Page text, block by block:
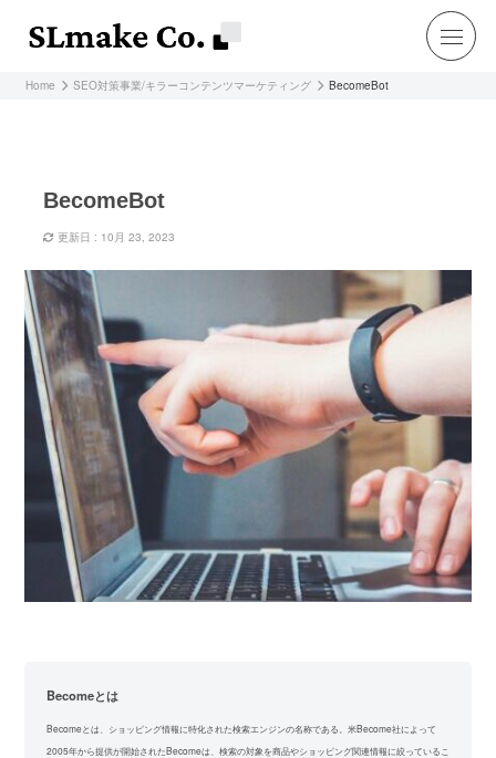
Home SEO対策事業/キラーコンテンツマーケティング BecomeBot
BecomeBot
更新日 : 10月 23, 2023
Becomeとは
Becomeとは、ショッピング情報に特化された検索エンジンの名称である。米Become社によって
2005年から提供が開始されたBecomeは、検索の対象を商品やショッピング関連情報に絞っているこ